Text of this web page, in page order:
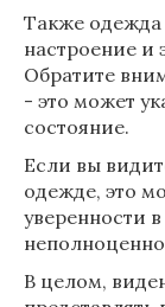
Также одежда
настроение и
Обратите
- это может
состояние.
Если вы
одежде, это
уверенности
В целом,